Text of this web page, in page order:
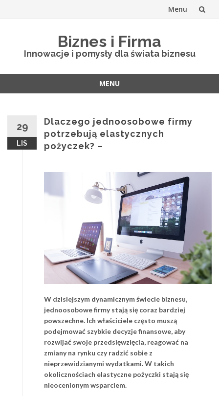
Menu
Biznes i Firma
Innowacje i pomysły dla świata biznesu
MENU
29
LIS
Dlaczego jednoosobowe firmy
potrzebują elastycznych
pożyczek? –
W dzisiejszym dynamicznym świecie biznesu,
jednoosobowe firmy stają się coraz bardziej
powszechne. Ich właściciele często muszą
podejmować szybkie decyzje finansowe, aby
rozwijać swoje przedsięwzięcia, reagować na
zmiany na rynku czy radzić sobie z
nieprzewidzianymi wydatkami. W takich
okolicznościach elastyczne pożyczki stają się
nieocenionym wsparciem.